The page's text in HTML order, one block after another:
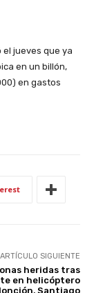
jueves que ya
en un billón,
en gastos
ARTÍCULO SIGUIENTE
heridas tras
en helicóptero
Santiago